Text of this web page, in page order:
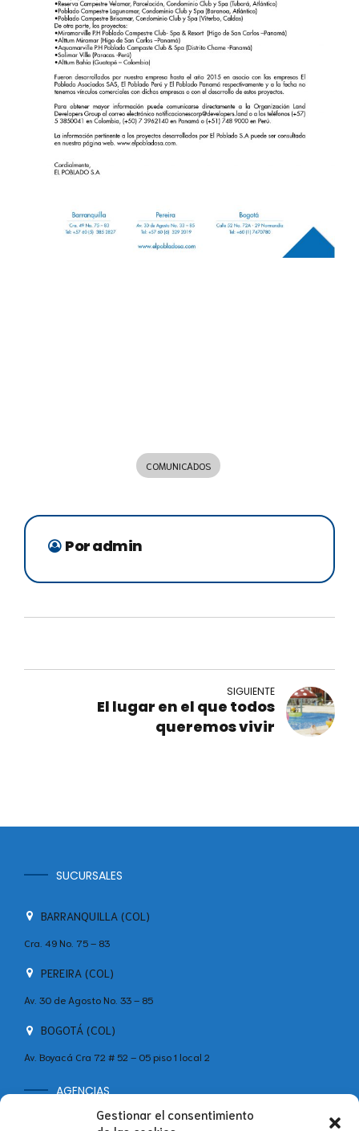
Gestionar el consentimiento
COMUNICADOS
Por admin
SIGUIENTE
El lugar en el que todos
queremos vivir
SUCURSALES
BARRANQUILLA (COL)
Cra. 49 No. 75 – 83
PEREIRA (COL)
Av. 30 de Agosto No. 33 – 85
BOGOTÁ (COL)
Av. Boyacá Cra 72 # 52 – 05 piso 1 local 2
AGENCIAS
MADRID (ESP)